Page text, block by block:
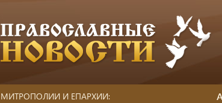
МИТРОПОЛИИ И ЕПАРХИИ: А